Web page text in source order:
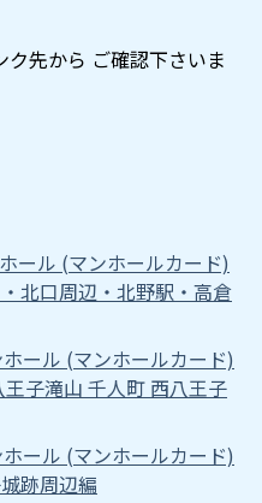
先から ご確認下さいま
ール (マンホールカード)
北口周辺・北野駅・高倉
ール (マンホールカード)
子滝山 千人町 西八王子
ール (マンホールカード)
跡周辺編